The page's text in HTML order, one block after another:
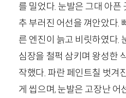
를 밀었다. 눈발은 그대 아픈
추 부러진 어선을 껴안았다.
른 엔진이 늙고 비릿하였다.
심장을 철퍽 삼키며 왕성한
작했다. 파란 페인트칠 벗겨
게 씹으며, 눈발은 고장난 어